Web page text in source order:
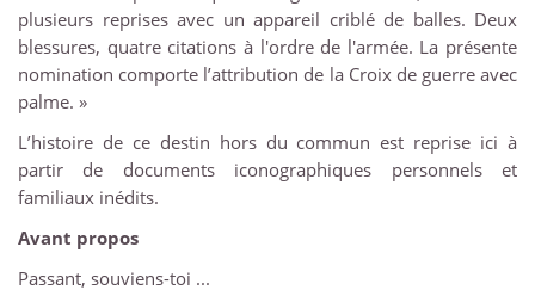
plusieurs reprises avec un appareil criblé de balles. Deux
blessures, quatre citations à l'ordre de l'armée. La présente
nomination comporte l’attribution de la Croix de guerre avec
palme. »
L’histoire de ce destin hors du commun est reprise ici à
partir de documents iconographiques personnels et
familiaux inédits.
Avant propos
Passant, souviens-toi ...